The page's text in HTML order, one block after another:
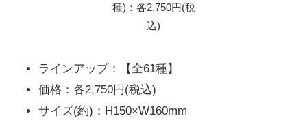
種)：各2,750円(税
込)
ラインアップ：【全61種】
価格：各2,750円(税込)
サイズ(約)：H150×W160mm